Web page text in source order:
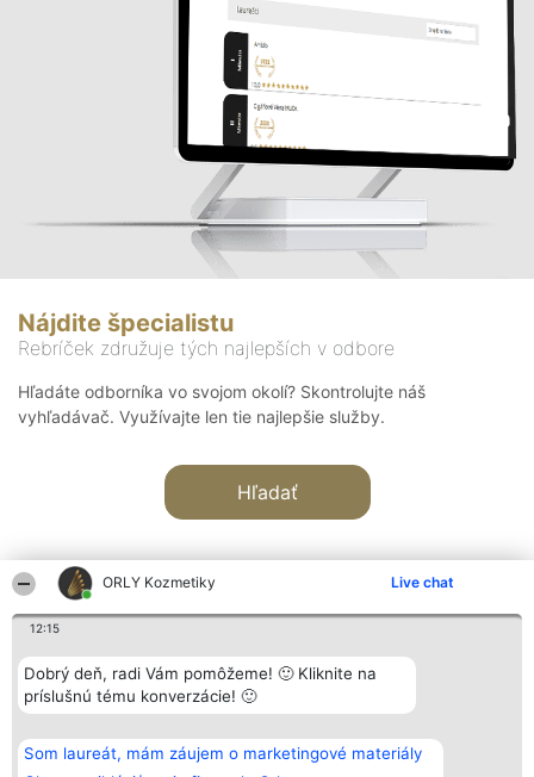
ORLY Kozmetiky Live chat
12:15
Dobrý deň, radi Vám pomôžeme! 🙂 Kliknite na
príslušnú tému konverzácie! 🙂
Som laureát, mám záujem o marketingové materiály
Nájdite špecialistu
Rebríček združuje tých najlepších v odbore
Hľadáte odborníka vo svojom okolí? Skontrolujte náš
vyhľadávač. Využívajte len tie najlepšie služby.
Hľadať
Organizátor hodnotenia
Bright Side Solutions sp. z o.
o. sp. k.
Wrocław 50-079
KRS 0000749100 | Regon
381313360 | NIP 8943132676
Hodnotenie
Laureáti
Lista
Laureatów
Podmienky
Obchodné
Kontakt
Kontakt